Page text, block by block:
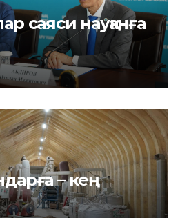
саяси науқанға
– кең